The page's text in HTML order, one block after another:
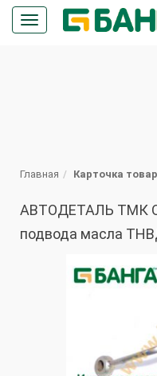
Кнопка
меню
Главная Карточка
АВТОДЕТАЛЬ ТМК
подвода масла